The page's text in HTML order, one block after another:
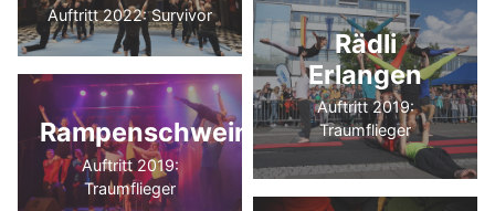
Auftritt 2022: Survivor
Rädli
Erlangen
Auftritt 2019:
Traumflieger
Rampenschweinerei
Auftritt 2019:
Traumflieger